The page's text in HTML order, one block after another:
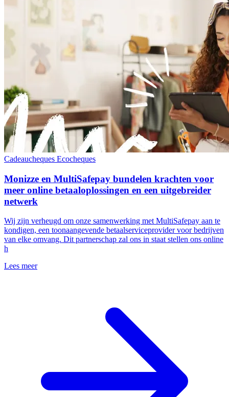
Cadeaucheques Ecocheques
Monizze en MultiSafepay bundelen krachten voor
meer online betaaloplossingen en een uitgebreider
netwerk
Wij zijn verheugd om onze samenwerking met MultiSafepay aan te
kondigen, een toonaangevende betaalserviceprovider voor bedrijven
van elke omvang. Dit partnerschap zal ons in staat stellen ons online
h
Lees meer